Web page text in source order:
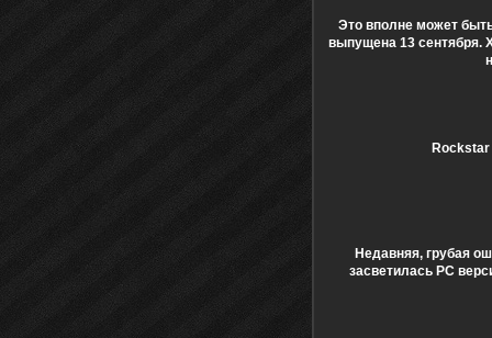
Это вполне может
выпущена 13 сентября.
Rockstar
Недавняя, грубая
засветилась PC